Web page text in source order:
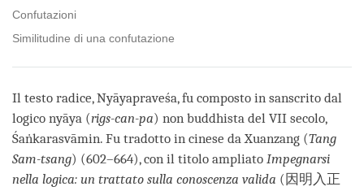
Confutazioni
Similitudine di una confutazione
Il testo radice, Nyāyapraveśa, fu composto in sanscrito dal
logico nyāya (rigs-can-pa) non buddhista del VII secolo,
Śaṅkarasvāmin. Fu tradotto in cinese da Xuanzang (Tang
Sam-tsang) (602–664), con il titolo ampliato Impegnarsi
nella logica: un trattato sulla conoscenza valida (因明入正